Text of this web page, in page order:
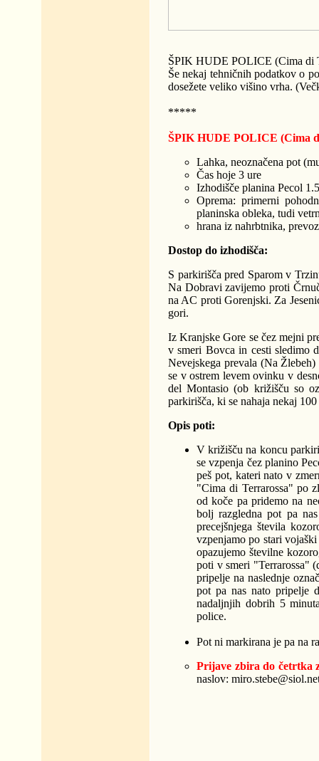
ŠPIK HUDE POLICE (Cima di
Še nekaj tehničnih podatkov o
dosežete veliko višino vrha.
*****
ŠPIK HUDE POLICE (Cima
Lahka, neoznačena pot
Čas hoje 3 ure
Izhodišče planina Pecol
Oprema: primerni
planinska obleka, tudi
hrana iz nahrbtnika,
Dostop do izhodišča:
S parkirišča pred Sparom v
Na Dobravi zavijemo proti
na AC proti Gorenjski. Za
gori.
Iz Kranjske Gore se čez mejni
v smeri Bovca in cesti sledimo
Nevejskega prevala (Na
se v ostrem levem ovinku v
del Montasio (ob križišču so
parkirišča, ki se nahaja nekaj
Opis poti:
V križišču na koncu
se vzpenja čez planino
peš pot, kateri nato v
"Cima di Terrarossa" po
od koče pa pridemo na
bolj razgledna pot pa
precejšnjega števila
vzpenjamo po stari
opazujemo številne
poti v smeri "Terrarossa"
pripelje na naslednje
pot pa nas nato pripelje
nadaljnjih dobrih 5
police.
Pot ni markirana je pa na
Prijave zbira do četrtka
naslov: